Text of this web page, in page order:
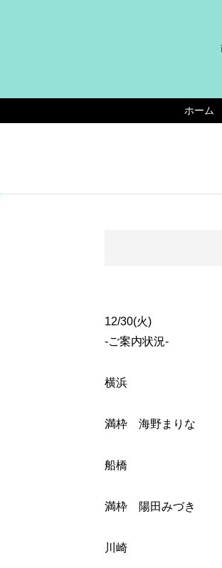
ホーム
12/30(火)
-ご案内状況-
横浜
満枠 海野まりな
船橋
満枠 陽田みづき
川崎